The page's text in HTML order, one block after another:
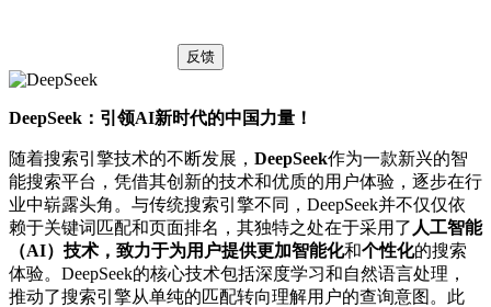
反馈
DeepSeek：引领AI新时代的中国力量！
随着搜索引擎技术的不断发展， DeepSeek作为一款新兴的智
能搜索平台，凭借其创新的技术和优质的用户体验，逐步在行
业中崭露头角。与传统搜索引擎不同，DeepSeek并不仅仅依
赖于关键词匹配和页面排名，其独特之处在于采用了 人工智能
（AI）技术，致力于为用户提供更加智能化和个性化的搜索
体验。DeepSeek的核心技术包括深度学习和自然语言处理，
推动了搜索引擎从单纯的匹配转向理解用户的查询意图。此